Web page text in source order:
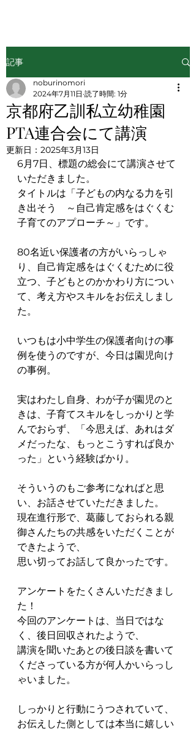
記事
京都府乙訓私立幼稚園
PTA連合会にて講演
noburinomori
2024年7月11日 読了時間: 1分
更新日： 2025年3月13日
6月7日、標題の総会にて講演させて
いただきました。
タイトルは「子どもの内なる力を引
き出そう　～自己肯定感をはぐくむ
子育てのアプローチ～」です。
80名近い保護者の方がいらっしゃ
り、自己肯定感をはぐくむために役
立つ、子どもとのかかわり方につい
て、考え方やスキルをお伝えしまし
た。
いつもは小中学生の保護者向けの事
例を使うのですが、今日は園児向け
の事例。
実はわたし自身、わが子が園児のと
きは、子育てスキルをしっかりと学
んでおらず、「今思えば、あれはダ
メだったな、もっとこうすれば良か
った」という経験ばかり。
そういうのもご参考になればと思
い、お話させていただきました。
現在進行形で、葛藤しておられる親
御さんたちの共感をいただくことが
できたようで、
思い切ってお話して良かったです。
アンケートをたくさんいただきまし
た！
今回のアンケートは、当日ではな
く、後日回収されたようで、
講演を聞いたあとの後日談を書いて
くださっている方が何人かいらっし
ゃいました。
しっかりと行動にうつされていて、
お伝えした側としては本当に嬉しい